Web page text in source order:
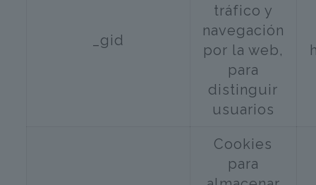
_gid
tráfico y
navegación
por la web,
para
distinguir
usuarios
Cookies
para